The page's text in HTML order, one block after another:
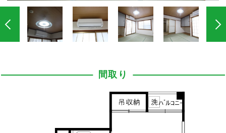
間取り